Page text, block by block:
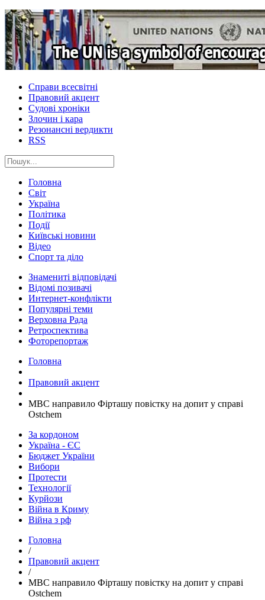
Справи всесвітні
Правовий акцент
Судові хроніки
Злочин і кара
Резонансні вердикти
RSS
Головна
Світ
Україна
Політика
Події
Київські новини
Відео
Спорт та діло
Знамениті відповідачі
Відомі позивачі
Интернет-конфлікти
Популярні теми
Верховна Рада
Ретроспектива
Фоторепортаж
Головна
Правовий акцент
МВС направило Фірташу повістку на допит у справі
Ostchem
За кордоном
Україна - ЄС
Бюджет України
Вибори
Протести
Технології
Курйози
Війна в Криму
Війна з рф
Головна
/
Правовий акцент
/
МВС направило Фірташу повістку на допит у справі
Ostchem